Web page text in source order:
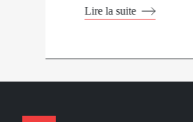
Lire la suite